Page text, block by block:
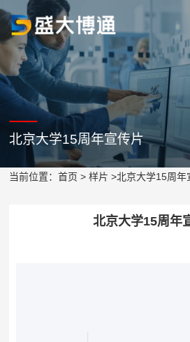
北京大学15周年宣传片
当前位置：首页 >样片 >北京大学15周年
北京大学15周年